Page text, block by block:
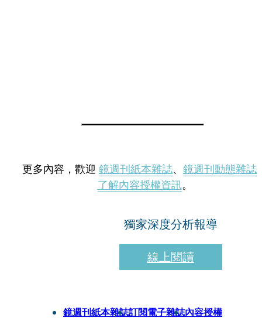
更多內容，歡迎 鏡週刊紙本雜誌、 鏡週刊動態雜誌
了解內容授權資訊。
獨家深度分析報導
線上閱讀
鏡週刊紙本雜誌訂閱電子雜誌內容授權